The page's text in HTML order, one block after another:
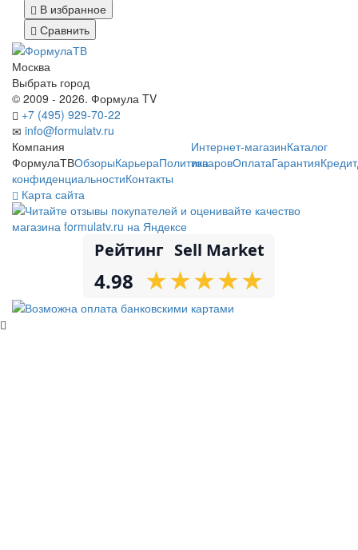
В избранное
Сравнить
Москва
Выбрать город
© 2009 - 2026. Формула TV
+7 (495) 929-70-22
info@formulatv.ru
Компания
ФормулаТВОбзорыКарьераПолитика
конфиденциальностиКонтакты
Интернет-магазинКаталог
товаровОплатаГарантияКредит
Карта сайта
Рейтинг Sell Market
4.98 ★
★★
★★
★★
★★
★